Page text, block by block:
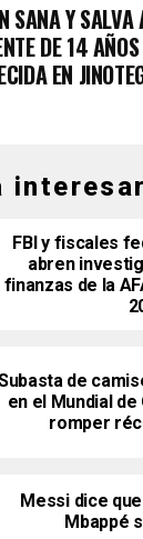
SANA Y
DE 14
EN
interesar
FBI y fiscales
abren
finanzas de la
de
en el Mundial
romper
Messi dice
Mbappé